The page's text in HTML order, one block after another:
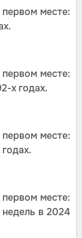
месте:
месте:
х годах.
месте:
месте:
в 2024